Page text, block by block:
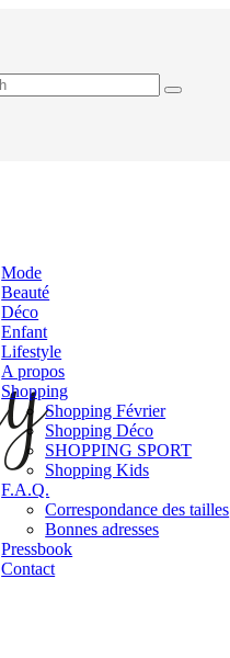
Mode
Beauté
Déco
Enfant
Lifestyle
A propos
Shopping
Shopping Février
Shopping Déco
SHOPPING SPORT
Shopping Kids
F.A.Q.
Correspondance des tailles
Bonnes adresses
Pressbook
Contact